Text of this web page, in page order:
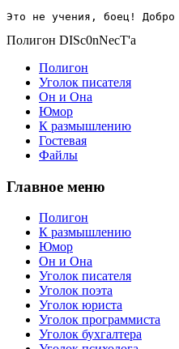
Это не учения, боец! Добро
Полигон DISc0nNecT'a
Полигон
Уголок писателя
Он и Она
Юмор
К размышлению
Гостевая
Файлы
Главное меню
Полигон
К размышлению
Юмор
Он и Она
Уголок писателя
Уголок поэта
Уголок юриста
Уголок программиста
Уголок бухгалтера